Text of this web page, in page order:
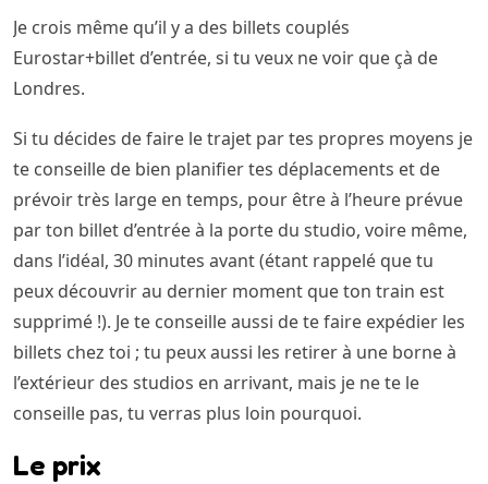
Je crois même qu’il y a des billets couplés
Eurostar+billet d’entrée, si tu veux ne voir que çà de
Londres.
Si tu décides de faire le trajet par tes propres moyens je
te conseille de bien planifier tes déplacements et de
prévoir très large en temps, pour être à l’heure prévue
par ton billet d’entrée à la porte du studio, voire même,
dans l’idéal, 30 minutes avant (étant rappelé que tu
peux découvrir au dernier moment que ton train est
supprimé !). Je te conseille aussi de te faire expédier les
billets chez toi ; tu peux aussi les retirer à une borne à
l’extérieur des studios en arrivant, mais je ne te le
conseille pas, tu verras plus loin pourquoi.
Le prix